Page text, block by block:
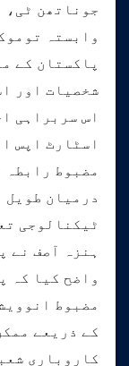
وابستہ
پاکستان کے
شخصیات اور
اس سربراہی
اسٹارٹ اپس
مضبوط رابطہ
درمیان طویل
ٹیکنالوجی
ہنزہ آصف نے
واضح کیا کہ
مضبوط
کے ذریعے
کاروباری